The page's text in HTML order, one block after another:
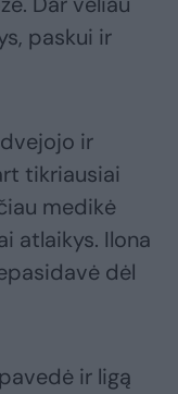
paskui ir
ir
tikriausiai
medikė
atlaikys. Ilona
dėl
ir ligą